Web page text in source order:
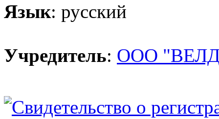
Язык: русский
Учредитель: ООО